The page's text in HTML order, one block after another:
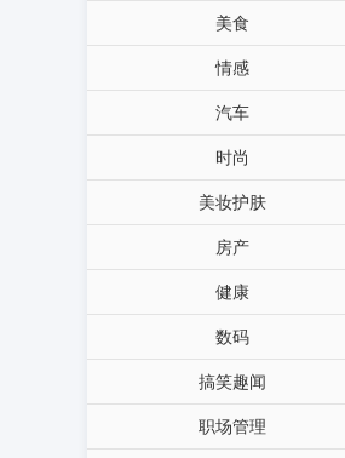
美食
情感
汽车
时尚
美妆护肤
房产
健康
数码
搞笑趣闻
职场管理